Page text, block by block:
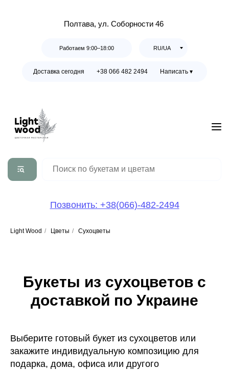
Полтава, ул. Соборности 46
RU/UA
Работаем 9:00–18:00
Доставка сегодня +38 066 482 2494 Написать ▾
Позвонить: +38(066)-482-2494
Light Wood / Цветы / Сухоцветы
Букеты из сухоцветов с
доставкой по Украине
Выберите готовый букет из сухоцветов или
закажите индивидуальную композицию для
подарка, дома, офиса или другого